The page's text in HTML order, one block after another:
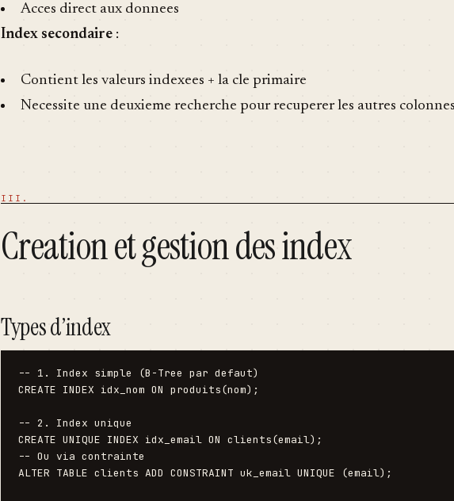
Acces direct aux donnees
Index secondaire :
Contient les valeurs indexees + la cle primaire
Necessite une deuxieme recherche pour recuperer les autres
Creation et gestion des index
Types d’index
-- 1. Index simple (B-Tree par defaut)
CREATE INDEX idx_nom ON produits(nom);
-- 2. Index unique
CREATE UNIQUE INDEX idx_email ON clients(email);
-- Ou via contrainte
ALTER TABLE clients ADD CONSTRAINT uk_email UNIQUE (email);